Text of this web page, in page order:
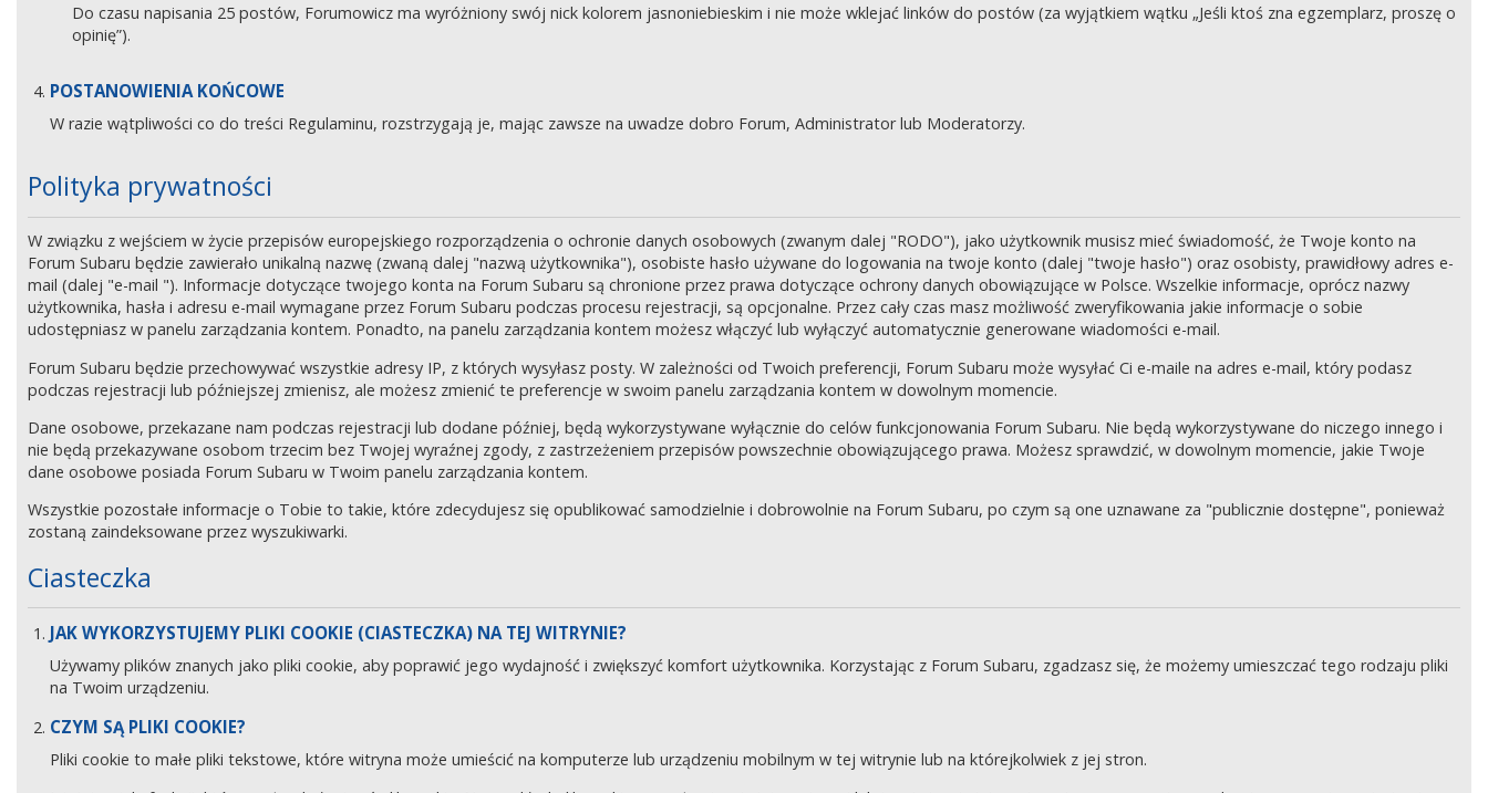
Do czasu napisania 25 postów, Forumowicz ma wyróżniony swój nick kolorem jasnoniebieskim i nie może wklejać linków do postów (za wyjątkiem wątku „Jeśli ktoś zna egzemplarz, proszę o
opinię”).
POSTANOWIENIA KOŃCOWE
W razie wątpliwości co do treści Regulaminu, rozstrzygają je, mając zawsze na uwadze dobro Forum, Administrator lub Moderatorzy.
Polityka prywatności
W związku z wejściem w życie przepisów europejskiego rozporządzenia o ochronie danych osobowych (zwanym dalej "RODO"), jako użytkownik musisz mieć świadomość, że Twoje konto na
Forum Subaru będzie zawierało unikalną nazwę (zwaną dalej "nazwą użytkownika"), osobiste hasło używane do logowania na twoje konto (dalej "twoje hasło") oraz osobisty, prawidłowy adres e-
mail (dalej "e-mail "). Informacje dotyczące twojego konta na Forum Subaru są chronione przez prawa dotyczące ochrony danych obowiązujące w Polsce. Wszelkie informacje, oprócz nazwy
użytkownika, hasła i adresu e-mail wymagane przez Forum Subaru podczas procesu rejestracji, są opcjonalne. Przez cały czas masz możliwość zweryfikowania jakie informacje o sobie
udostępniasz w panelu zarządzania kontem. Ponadto, na panelu zarządzania kontem możesz włączyć lub wyłączyć automatycznie generowane wiadomości e-mail.
Forum Subaru będzie przechowywać wszystkie adresy IP, z których wysyłasz posty. W zależności od Twoich preferencji, Forum Subaru może wysyłać Ci e-maile na adres e-mail, który podasz
podczas rejestracji lub późniejszej zmienisz, ale możesz zmienić te preferencje w swoim panelu zarządzania kontem w dowolnym momencie.
Dane osobowe, przekazane nam podczas rejestracji lub dodane później, będą wykorzystywane wyłącznie do celów funkcjonowania Forum Subaru. Nie będą wykorzystywane do niczego innego i
nie będą przekazywane osobom trzecim bez Twojej wyraźnej zgody, z zastrzeżeniem przepisów powszechnie obowiązującego prawa. Możesz sprawdzić, w dowolnym momencie, jakie Twoje
dane osobowe posiada Forum Subaru w Twoim panelu zarządzania kontem.
Wszystkie pozostałe informacje o Tobie to takie, które zdecydujesz się opublikować samodzielnie i dobrowolnie na Forum Subaru, po czym są one uznawane za "publicznie dostępne", ponieważ
zostaną zaindeksowane przez wyszukiwarki.
Ciasteczka
JAK WYKORZYSTUJEMY PLIKI COOKIE (CIASTECZKA) NA TEJ WITRYNIE?
Używamy plików znanych jako pliki cookie, aby poprawić jego wydajność i zwiększyć komfort użytkownika. Korzystając z Forum Subaru, zgadzasz się, że możemy umieszczać tego rodzaju pliki
na Twoim urządzeniu.
CZYM SĄ PLIKI COOKIE?
Pliki cookie to małe pliki tekstowe, które witryna może umieścić na komputerze lub urządzeniu mobilnym w tej witrynie lub na którejkolwiek z jej stron.